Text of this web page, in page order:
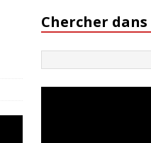
Chercher